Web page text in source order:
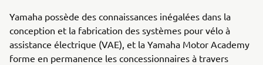
Yamaha possède des connaissances inégalées dans la
conception et la fabrication des systèmes pour vélo à
assistance électrique (VAE), et la Yamaha Motor Academy
forme en permanence les concessionnaires à travers